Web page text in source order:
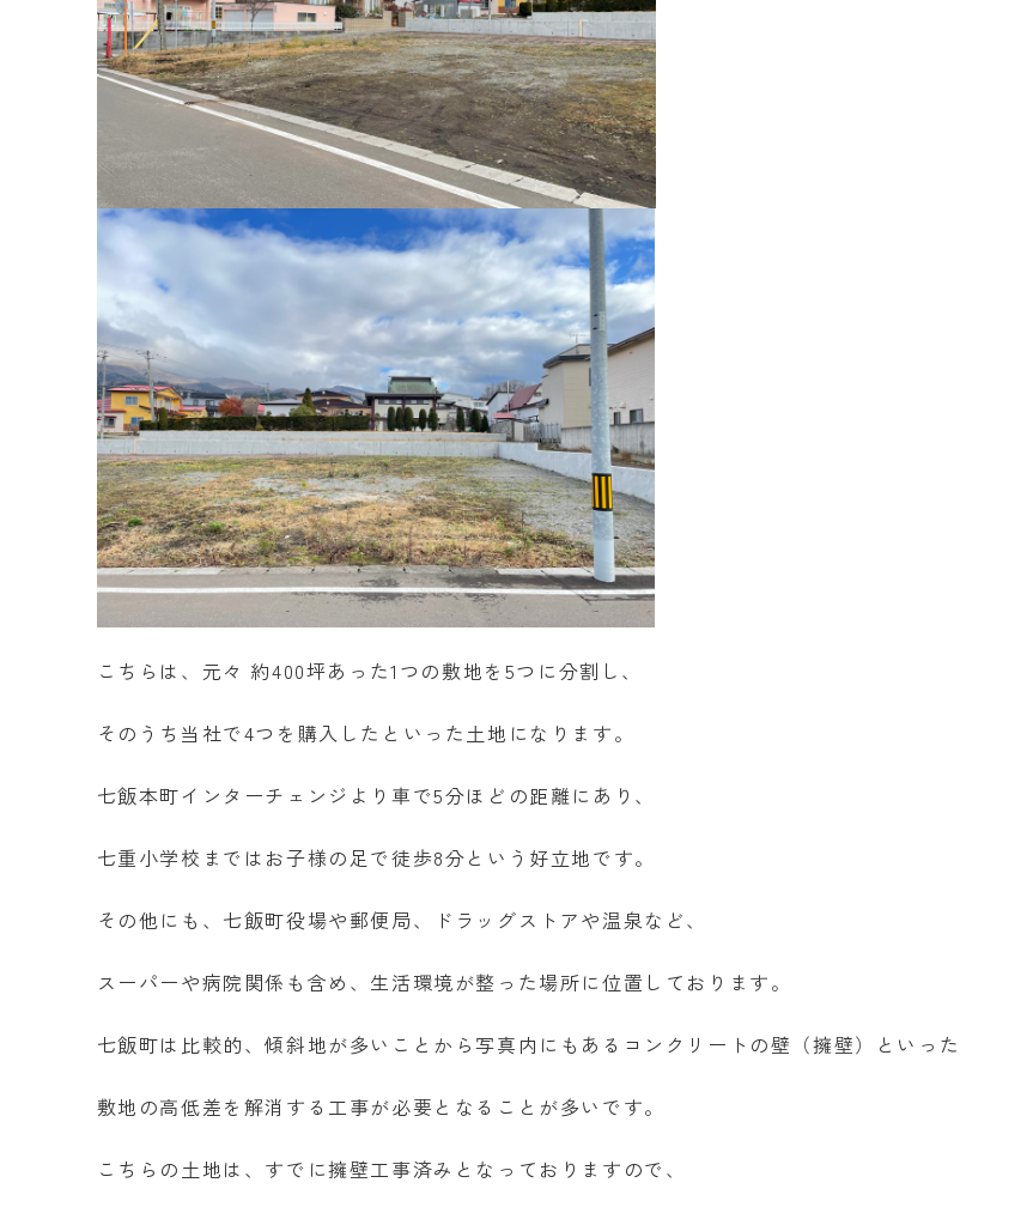
こちらは、元々 約400坪あった1つの敷地を5つに分割し、
そのうち当社で4つを購入したといった土地になります。
七飯本町インターチェンジより車で5分ほどの距離にあり、
七重小学校まではお子様の足で徒歩8分という好立地です。
その他にも、七飯町役場や郵便局、ドラッグストアや温泉など、
スーパーや病院関係も含め、生活環境が整った場所に位置しております。
七飯町は比較的、傾斜地が多いことから写真内にもあるコンクリートの壁（擁壁）といった
敷地の高低差を解消する工事が必要となることが多いです。
こちらの土地は、すでに擁壁工事済みとなっておりますので、